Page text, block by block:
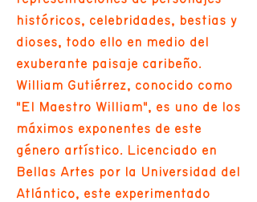
históricos, celebridades, bestias y
dioses, todo ello en medio del
exuberante paisaje caribeño.
William Gutiérrez, conocido como
"El Maestro William", es uno de los
máximos exponentes de este
género artístico. Licenciado en
Bellas Artes por la Universidad del
Atlántico, este experimentado